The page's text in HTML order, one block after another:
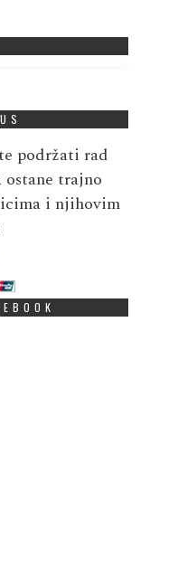
podržati rad
ostane trajno
i njihovim